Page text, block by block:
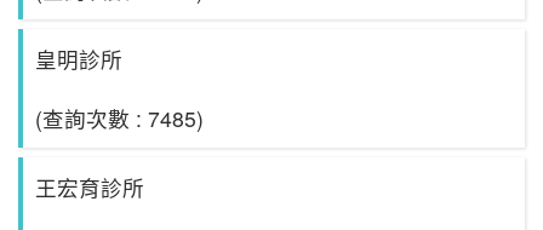
皇明診所
(查詢次數 : 7485)
王宏育診所